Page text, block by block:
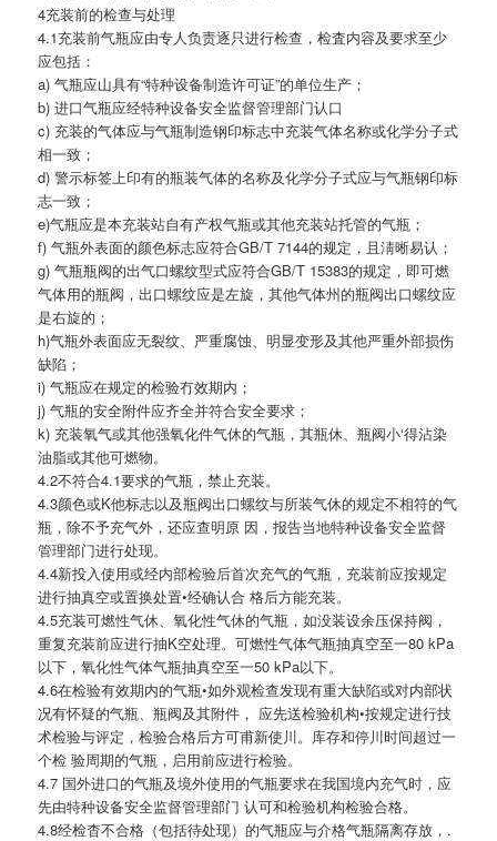
4充装前的检查与处理
4.1充装前气瓶应由专人负责逐只进行检查，检査内容及要求至少
应包括：
a) 气瓶应山具有“特种设备制造许可证”的单位生产；
b) 进口气瓶应经特种设备安全监督管理部门认口
c) 充装的气体应与气瓶制造钢印标志中充装气体名称或化学分子式
相一致；
d) 警示标签上印有的瓶装气体的名称及化学分子式应与气瓶钢印标
志一致；
e)气瓶应是本充装站自有产权气瓶或其他充装站托管的气瓶；
f) 气瓶外表面的颜色标志应符合GB/T 7144的规定，且淸晰易认；
g) 气瓶瓶阀的出气口螺纹型式应符合GB/T 15383的规定，即可燃
气体用的瓶阀，出口螺纹应是左旋，其他气体州的瓶阀出口螺纹应
是右旋的；
h)气瓶外表面应无裂纹、严重腐蚀、明显变形及其他严重外部损伤
缺陷；
i) 气瓶应在规定的检验冇效期内；
j) 气瓶的安全附件应齐全并符合安全要求；
k) 充装氧气或其他强氧化件气休的气瓶，其瓶休、瓶阀小‘得沾染
油脂或其他可燃物。
4.2不符合4.1要求的气瓶，禁止充装。
4.3颜色或K他标志以及瓶阀出口螺纹与所装气休的规定不相符的气
瓶，除不予充气外，还应查明原 因，报告当地特种设备安全监督
管理部门进行处现。
4.4新投入使用或经内部检验后首次充气的气瓶，充装前应按规定
进行抽真空或置换处置•经确认合 格后方能充装。
4.5充装可燃性气休、氧化性气休的气瓶，如没装设余压保持阀，
重复充装前应进行抽K空处理。可燃性气体气瓶抽真空至一80 kPa
以下，氧化性气体气瓶抽真空至一50 kPa以下。
4.6在检验有效期内的气瓶•如外观检查发现有重大缺陷或对内部状
况有怀疑的气瓶、瓶阀及其附件， 应先送检验机构•按规定进行技
术检验与评定，检验合格后方可甫新使川。库存和停川时间超过一
个检 验周期的气瓶，启用前应进行检验。
4.7 国外进口的气瓶及境外使用的气瓶要求在我国境内充气时，应
先由特种设备安全监督管理部门 认可和检验机构检验合格。
4.8经检杳不合格（包括待处现）的气瓶应与介格气瓶隔离存放，.